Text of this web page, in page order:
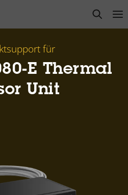
open
für
E Thermal
Unit